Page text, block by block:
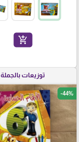
add_shopping_cart
توزيعات بالجملة
-44%